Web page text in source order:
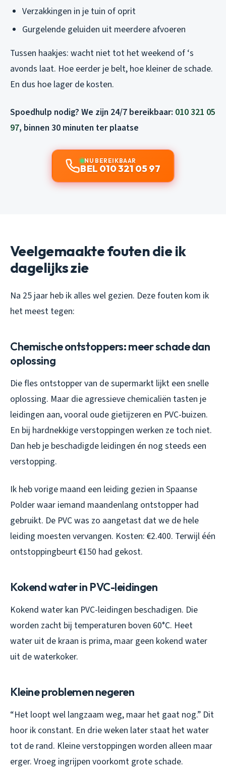
Verzakkingen in je tuin of oprit
Gurgelende geluiden uit meerdere afvoeren
Tussen haakjes: wacht niet tot het weekend of ‘s
avonds laat. Hoe eerder je belt, hoe kleiner de schade.
En dus hoe lager de kosten.
Spoedhulp nodig? We zijn 24/7 bereikbaar: 010 321 05
97, binnen 30 minuten ter plaatse
NU BEREIKBAAR
BEL 010 321 05 97
Veelgemaakte fouten die ik
dagelijks zie
Na 25 jaar heb ik alles wel gezien. Deze fouten kom ik
het meest tegen:
Chemische ontstoppers: meer schade dan
oplossing
Die fles ontstopper van de supermarkt lijkt een snelle
oplossing. Maar die agressieve chemicaliën tasten je
leidingen aan, vooral oude gietijzeren en PVC-buizen.
En bij hardnekkige verstoppingen werken ze toch niet.
Dan heb je beschadigde leidingen én nog steeds een
verstopping.
Ik heb vorige maand een leiding gezien in Spaanse
Polder waar iemand maandenlang ontstopper had
gebruikt. De PVC was zo aangetast dat we de hele
leiding moesten vervangen. Kosten: €2.400. Terwijl één
ontstoppingbeurt €150 had gekost.
Kokend water in PVC-leidingen
Kokend water kan PVC-leidingen beschadigen. Die
worden zacht bij temperaturen boven 60°C. Heet
water uit de kraan is prima, maar geen kokend water
uit de waterkoker.
Kleine problemen negeren
“Het loopt wel langzaam weg, maar het gaat nog.” Dit
hoor ik constant. En drie weken later staat het water
tot de rand. Kleine verstoppingen worden alleen maar
erger. Vroeg ingrijpen voorkomt grote schade.